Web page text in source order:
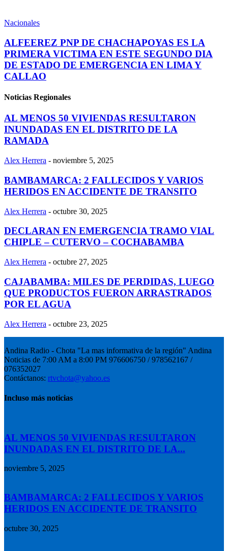
Nacionales
ALFEEREZ PNP DE CHACHAPOYAS ES LA
PRIMERA VICTIMA EN ESTE SEGUNDO DIA
DE ESTADO DE EMERGENCIA EN LIMA Y
CALLAO
Noticias Regionales
AL MENOS 50 VIVIENDAS RESULTARON
INUNDADAS EN EL DISTRITO DE LA
RAMADA
Alex Herrera - noviembre 5, 2025
BAMBAMARCA: 2 FALLECIDOS Y VARIOS
HERIDOS EN ACCIDENTE DE TRANSITO
Alex Herrera - octubre 30, 2025
DECLARAN EN EMERGENCIA TRAMO VIAL
CHIPLE – CUTERVO – COCHABAMBA
Alex Herrera - octubre 27, 2025
CAJABAMBA: MILES DE PERDIDAS, LUEGO
QUE PRODUCTOS FUERON ARRASTRADOS
POR EL AGUA
Alex Herrera - octubre 23, 2025
Andina Radio - Chota "La mas informativa de la región" Andina
Noticias de 7:00 AM a 8:00 PM 976606750 / 978562167 /
076352027
Contáctanos: rtvchota@yahoo.es
Incluso más noticias
AL MENOS 50 VIVIENDAS RESULTARON
INUNDADAS EN EL DISTRITO DE LA...
noviembre 5, 2025
BAMBAMARCA: 2 FALLECIDOS Y VARIOS
HERIDOS EN ACCIDENTE DE TRANSITO
octubre 30, 2025